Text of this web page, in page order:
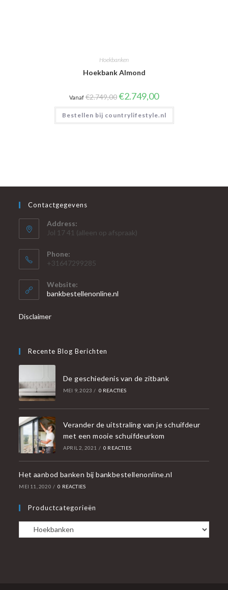
Hoekbanken
Hoekbank Almond
Vanaf €2.749,00Oorspronkelijke
prijs
was:
€2.749,00.
€2.749,00Huidige
prijs
is:
€2.749,00.
Bestellen bij countrylifestyle.nl
Contactgegevens
Address:
Jol 17 41 (alleen op afspraak)
Phone:
+31647299285
Website:
bankbestellenonline.nl
Disclaimer
Recente Blog Berichten
De geschiedenis van de zitbank
MEI 9, 2023 / 0 REACTIES
Verander de uitstraling van je schuifdeur
met een mooie schuifdeurkom
APRIL 2, 2021 / 0 REACTIES
Het aanbod banken bij bankbestellenonline.nl
MEI 11, 2020 / 0 REACTIES
Productcategorieën